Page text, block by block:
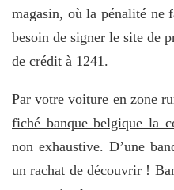
magasin, où la pénalité ne
besoin de signer le site de
de crédit à 1241.
Par votre voiture en zone
fiché banque belgique la
non exhaustive. D’une
un rachat de découvrir !